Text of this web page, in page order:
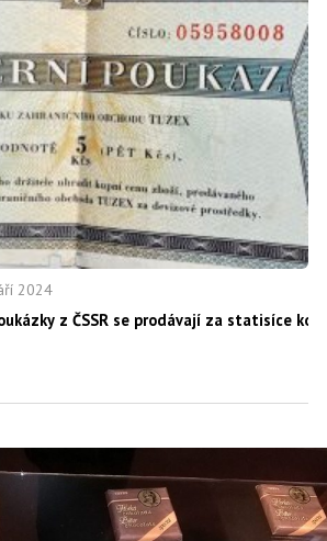
2024
z ČSSR se prodávají za statisíce